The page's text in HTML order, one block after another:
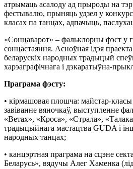
атрымаць асалоду ад прыроды на
фестывалю, прыняць удзел у
класах па танцах, адпачыць,
«Сонцаварот» – фальклорны фэст у
сонцастаяння. Асноўная ідэя
беларускіх народных традыцый
харэаграфічнага і дэкаратыўна-
Праграма фэсту:
• кірмашовая плошча: майстар-
завіванне вяночкаў, выступленне
«Ветах», «Кроса», «Страла»,
традыцыйнага мастацтва GUDA i
народных танцах;
• канцэртная праграма на сцэне
Беларусь», вядучы Алег Хаменка